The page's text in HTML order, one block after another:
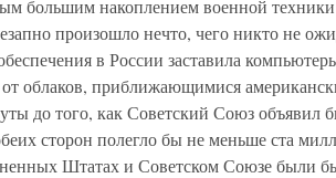
большим накоплением военной
произошло нечто, чего никто не
в России заставила
облаков, приближающимися
до того, как Советский Союз объявил
сторон полегло бы не меньше ста
Штатах и Советском Союзе были